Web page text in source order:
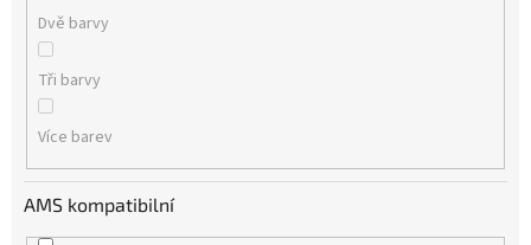
Dvě barvy
Tři barvy
Více barev
AMS kompatibilní